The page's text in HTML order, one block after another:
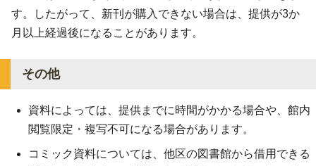
す。したがって、新刊が購入できない場合は、提供が3か
月以上経過後になることがあります。
その他
資料によっては、提供までに時間がかかる場合や、館内
閲覧限定・複写不可になる場合があります。
コミック資料については、他区の図書館から借用できる